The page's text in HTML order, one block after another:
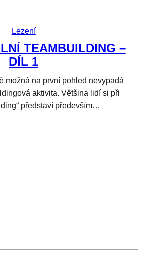
Lezení
TEAMBUILDING –
DÍL 1
možná na první pohled nevypadá
aktivita. Většina lidí si při
představí především…